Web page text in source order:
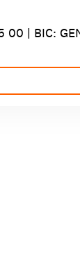
00 | BIC: